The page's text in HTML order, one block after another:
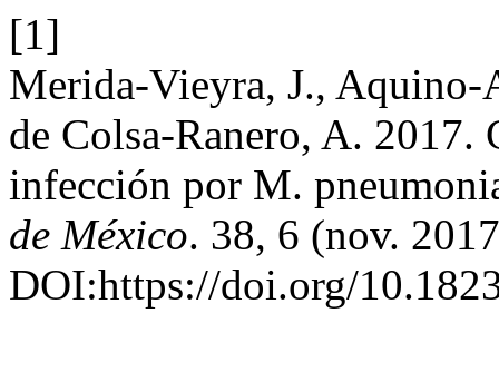
[1]
Merida-Vieyra, J.,
de Colsa-Ranero, A. 2017.
infección por M.
de México. 38, 6 (nov.
DOI:https://doi.org/